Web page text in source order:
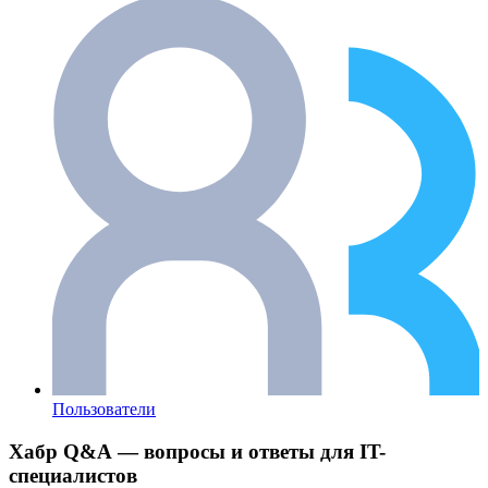
Пользователи
Хабр Q&A — вопросы и ответы для IT-
специалистов